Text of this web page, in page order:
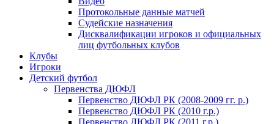
Протокольные данные матчей
Судейские назначения
Дисквалификации игроков и официальных
лиц футбольных клубов
Клубы
Игроки
Детский футбол
Первенства ДЮФЛ
Первенство ДЮФЛ РК (2008-2009 гг. р.)
Первенство ДЮФЛ РК (2010 г.р.)
Первенство ДЮФЛ РК (2011 г.р.)